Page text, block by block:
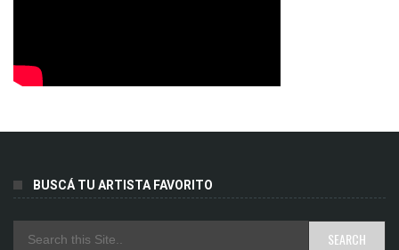
BUSCÁ TU ARTISTA FAVORITO